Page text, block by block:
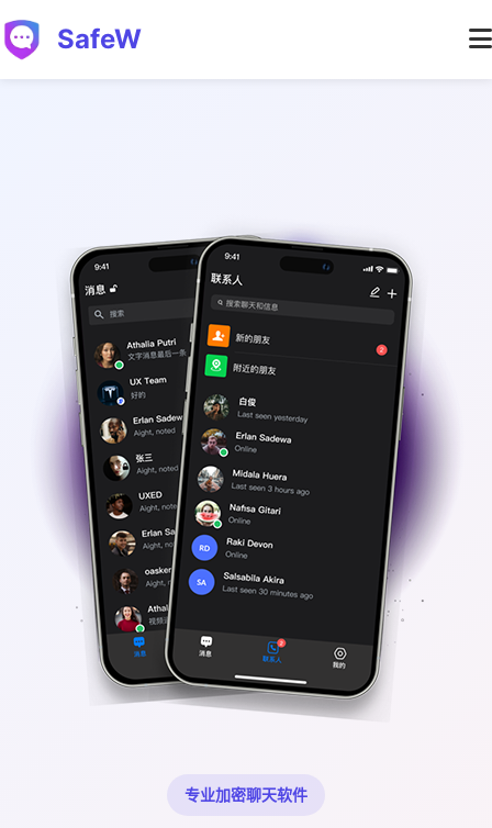
SafeW
专业加密聊天软件